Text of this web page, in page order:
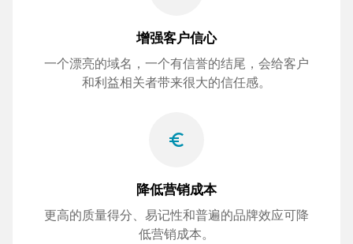
增强客户信心
一个漂亮的域名，一个有信誉的结尾，会给客户
和利益相关者带来很大的信任感。
euro_symbol
降低营销成本
更高的质量得分、易记性和普遍的品牌效应可降
低营销成本。